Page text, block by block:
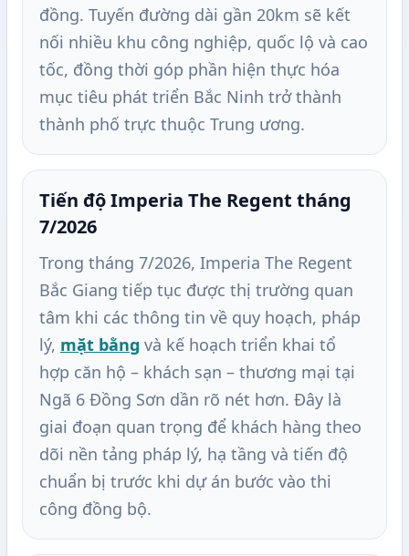
đồng. Tuyến đường dài gần 20km sẽ kết
nối nhiều khu công nghiệp, quốc lộ và cao
tốc, đồng thời góp phần hiện thực hóa
mục tiêu phát triển Bắc Ninh trở thành
thành phố trực thuộc Trung ương.
Tiến độ Imperia The Regent tháng
7/2026
Trong tháng 7/2026, Imperia The Regent
Bắc Giang tiếp tục được thị trường quan
tâm khi các thông tin về quy hoạch, pháp
lý, mặt bằng và kế hoạch triển khai tổ
hợp căn hộ – khách sạn – thương mại tại
Ngã 6 Đồng Sơn dần rõ nét hơn. Đây là
giai đoạn quan trọng để khách hàng theo
dõi nền tảng pháp lý, hạ tầng và tiến độ
chuẩn bị trước khi dự án bước vào thi
công đồng bộ.